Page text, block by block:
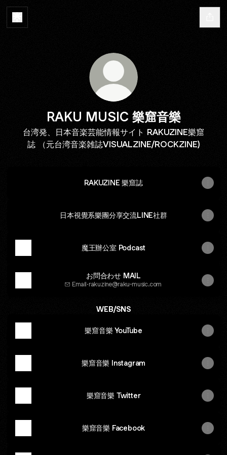
RAKU MUSIC 樂窟音樂
台湾発、日本音楽芸能情報サイト RAKUZINE樂窟
誌 （元台湾音楽雑誌VISUALZINE/ROCKZINE)
RAKUZINE 樂窟誌
日本視覺系樂團分享交流LINE社群
魔王辦公室 Podcast
お問合わせ MAIL
Email·rakuzine@raku-music.com
WEB/SNS
樂窟音樂 YouTube
樂窟音樂 Instagram
樂窟音樂 Twitter
樂窟音樂 Facebook